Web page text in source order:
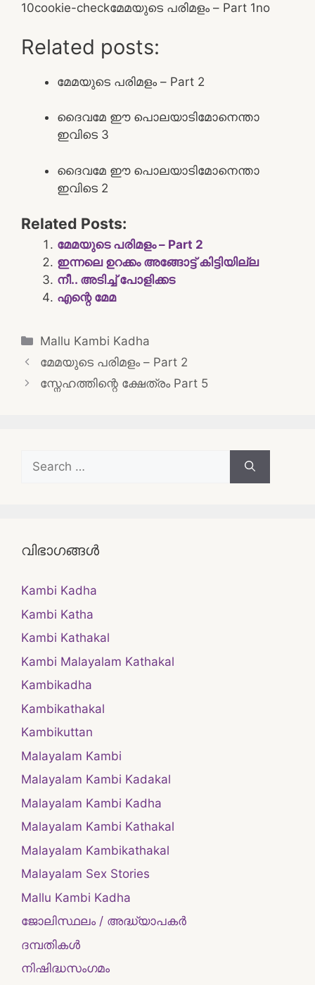
10cookie-checkമേമയുടെ പരിമളം – Part 1no
Related posts:
മേമയുടെ പരിമളം – Part 2
ദൈവമേ ഈ പൊലയാടിമോനെന്താ
ഇവിടെ 3
ദൈവമേ ഈ പൊലയാടിമോനെന്താ
ഇവിടെ 2
Related Posts:
മേമയുടെ പരിമളം – Part 2
ഇന്നലെ ഉറക്കം അങ്ങോട്ട് കിട്ടിയില്ല
നീ.. അടിച്ച് പോളിക്കട
എന്റെ മേമ
Categories
Mallu Kambi Kadha
Post
navigation
മേമയുടെ പരിമളം – Part 2
സ്നേഹത്തിന്റെ ക്ഷേത്രം Part 5
Search
for:
വിഭാഗങ്ങൾ
Kambi Kadha
Kambi Katha
Kambi Kathakal
Kambi Malayalam Kathakal
Kambikadha
Kambikathakal
Kambikuttan
Malayalam Kambi
Malayalam Kambi Kadakal
Malayalam Kambi Kadha
Malayalam Kambi Kathakal
Malayalam Kambikathakal
Malayalam Sex Stories
Mallu Kambi Kadha
ജോലിസ്ഥലം / അദ്ധ്യാപകർ
ദമ്പതികള്‍
നിഷിദ്ധസംഗമം